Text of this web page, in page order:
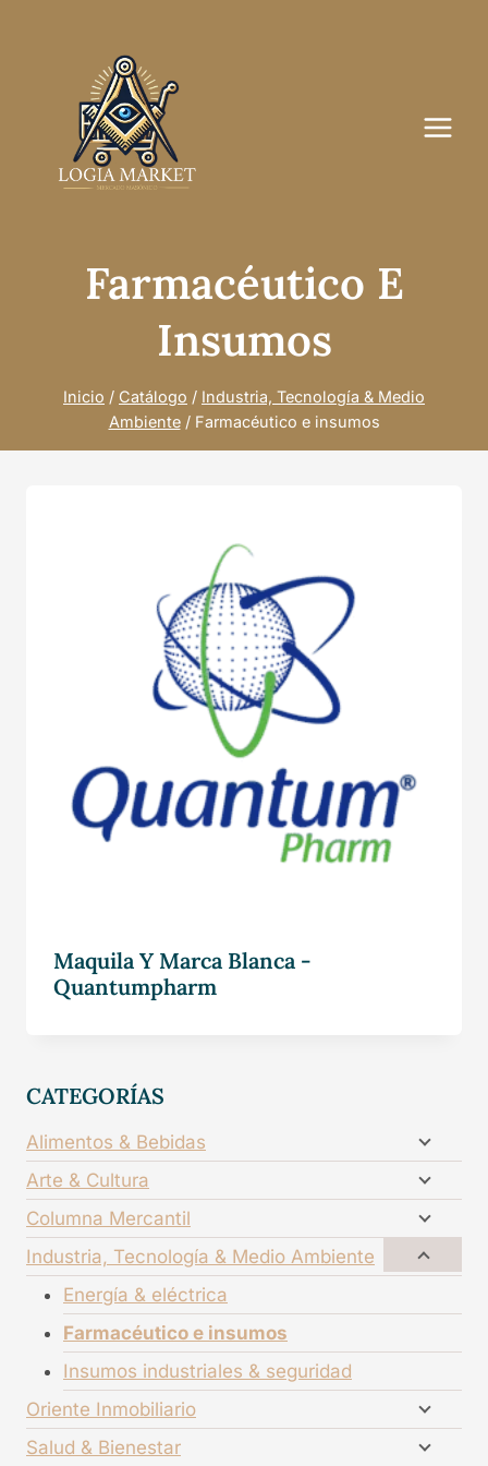
Farmacéutico E
Insumos
Inicio / Catálogo / Industria, Tecnología & Medio
Ambiente / Farmacéutico e insumos
Maquila Y Marca Blanca -
Quantumpharm
CATEGORÍAS
Alimentos & Bebidas
Arte & Cultura
Columna Mercantil
Industria, Tecnología & Medio Ambiente
Energía & eléctrica
Farmacéutico e insumos
Insumos industriales & seguridad
Oriente Inmobiliario
Salud & Bienestar